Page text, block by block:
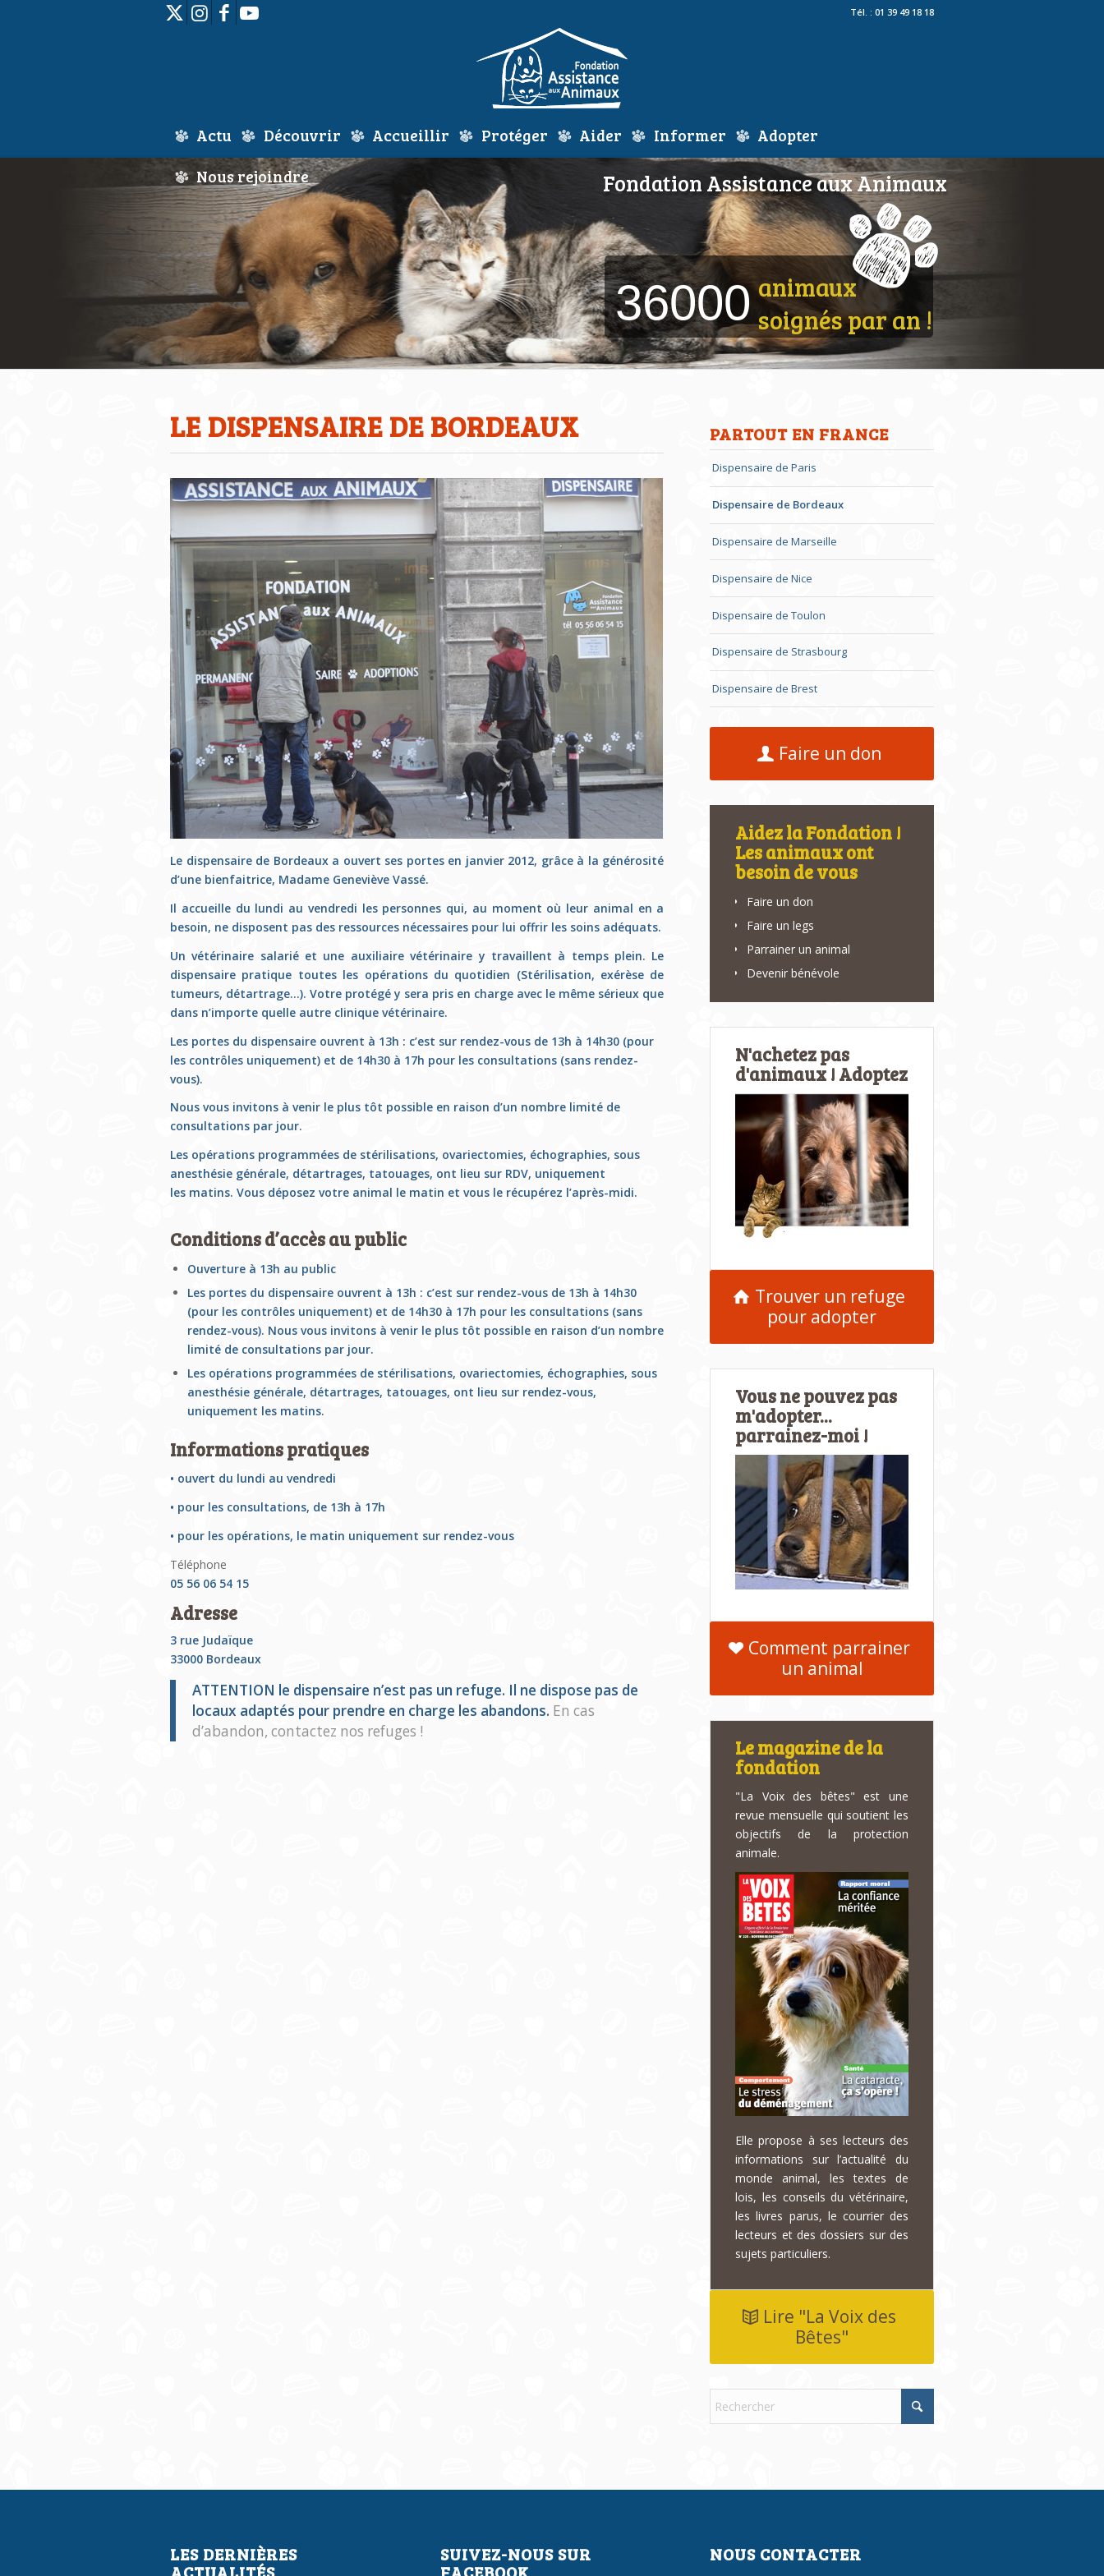
Tél. : 01 39 49 18 18
Actu Découvrir Accueillir Protéger Aider Informer
Adopter
Nous rejoindre
36000 animaux
soignés par an !
Fondation Assistance aux Animaux
LE DISPENSAIRE DE BORDEAUX
Le dispensaire de Bordeaux a ouvert ses portes en janvier 2012, grâce à la générosité
d’une bienfaitrice, Madame Geneviève Vassé.
Il accueille du lundi au vendredi les personnes qui, au moment où leur animal en a
besoin, ne disposent pas des ressources nécessaires pour lui offrir les soins adéquats.
Un vétérinaire salarié et une auxiliaire vétérinaire y travaillent à temps plein. Le
dispensaire pratique toutes les opérations du quotidien (Stérilisation, exérèse de
tumeurs, détartrage…). Votre protégé y sera pris en charge avec le même sérieux que
dans n’importe quelle autre clinique vétérinaire.
Les portes du dispensaire ouvrent à 13h : c’est sur rendez-vous de 13h à 14h30 (pour
les contrôles uniquement) et de 14h30 à 17h pour les consultations (sans rendez-
vous).
Nous vous invitons à venir le plus tôt possible en raison d’un nombre limité de
consultations par jour.
Les opérations programmées de stérilisations, ovariectomies, échographies, sous
anesthésie générale, détartrages, tatouages, ont lieu sur RDV, uniquement
les matins. Vous déposez votre animal le matin et vous le récupérez l’après-midi.
Conditions d’accès au public
Ouverture à 13h au public
Les portes du dispensaire ouvrent à 13h : c’est sur rendez-vous de 13h à 14h30
(pour les contrôles uniquement) et de 14h30 à 17h pour les consultations (sans
rendez-vous). Nous vous invitons à venir le plus tôt possible en raison d’un nombre
limité de consultations par jour.
Les opérations programmées de stérilisations, ovariectomies, échographies, sous
anesthésie générale, détartrages, tatouages, ont lieu sur rendez-vous,
uniquement les matins.
Informations pratiques
• ouvert du lundi au vendredi
• pour les consultations, de 13h à 17h
• pour les opérations, le matin uniquement sur rendez-vous
Téléphone
05 56 06 54 15
Adresse
3 rue Judaïque
33000 Bordeaux
ATTENTION le dispensaire n’est pas un refuge. Il ne dispose pas de
locaux adaptés pour prendre en charge les abandons. En cas
d’abandon, contactez nos refuges !
PARTOUT EN FRANCE
Dispensaire de Paris
Dispensaire de Bordeaux
Dispensaire de Marseille
Dispensaire de Nice
Dispensaire de Toulon
Dispensaire de Strasbourg
Dispensaire de Brest
Faire un don
Aidez la Fondation !
Les animaux ont
besoin de vous
Faire un don
Faire un legs
Parrainer un animal
Devenir bénévole
N'achetez pas
d'animaux ! Adoptez
Trouver un refuge
pour adopter
Vous ne pouvez pas
m'adopter...
parrainez-moi !
Comment parrainer
un animal
Le magazine de la
fondation
"La Voix des bêtes" est une
revue mensuelle qui soutient les
objectifs de la protection
animale.
Elle propose à ses lecteurs des
informations sur l’actualité du
monde animal, les textes de
lois, les conseils du vétérinaire,
les livres parus, le courrier des
lecteurs et des dossiers sur des
sujets particuliers.
Lire "La Voix des
Bêtes"
LES DERNIÈRES SUIVEZ-NOUS SUR NOUS CONTACTER